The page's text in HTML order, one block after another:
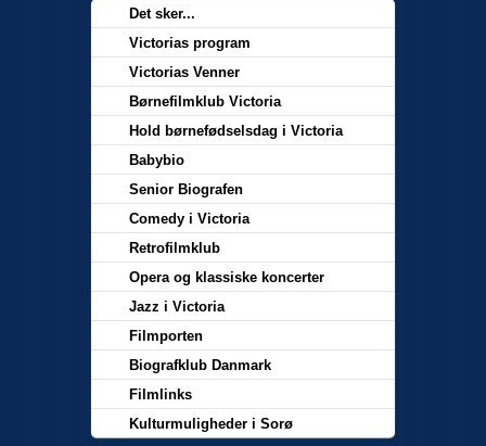
Det sker...
Victorias program
Victorias Venner
Børnefilmklub Victoria
Hold børnefødselsdag i Victoria
Babybio
Senior Biografen
Comedy i Victoria
Retrofilmklub
Opera og klassiske koncerter
Jazz i Victoria
Filmporten
Biografklub Danmark
Filmlinks
Kulturmuligheder i Sorø